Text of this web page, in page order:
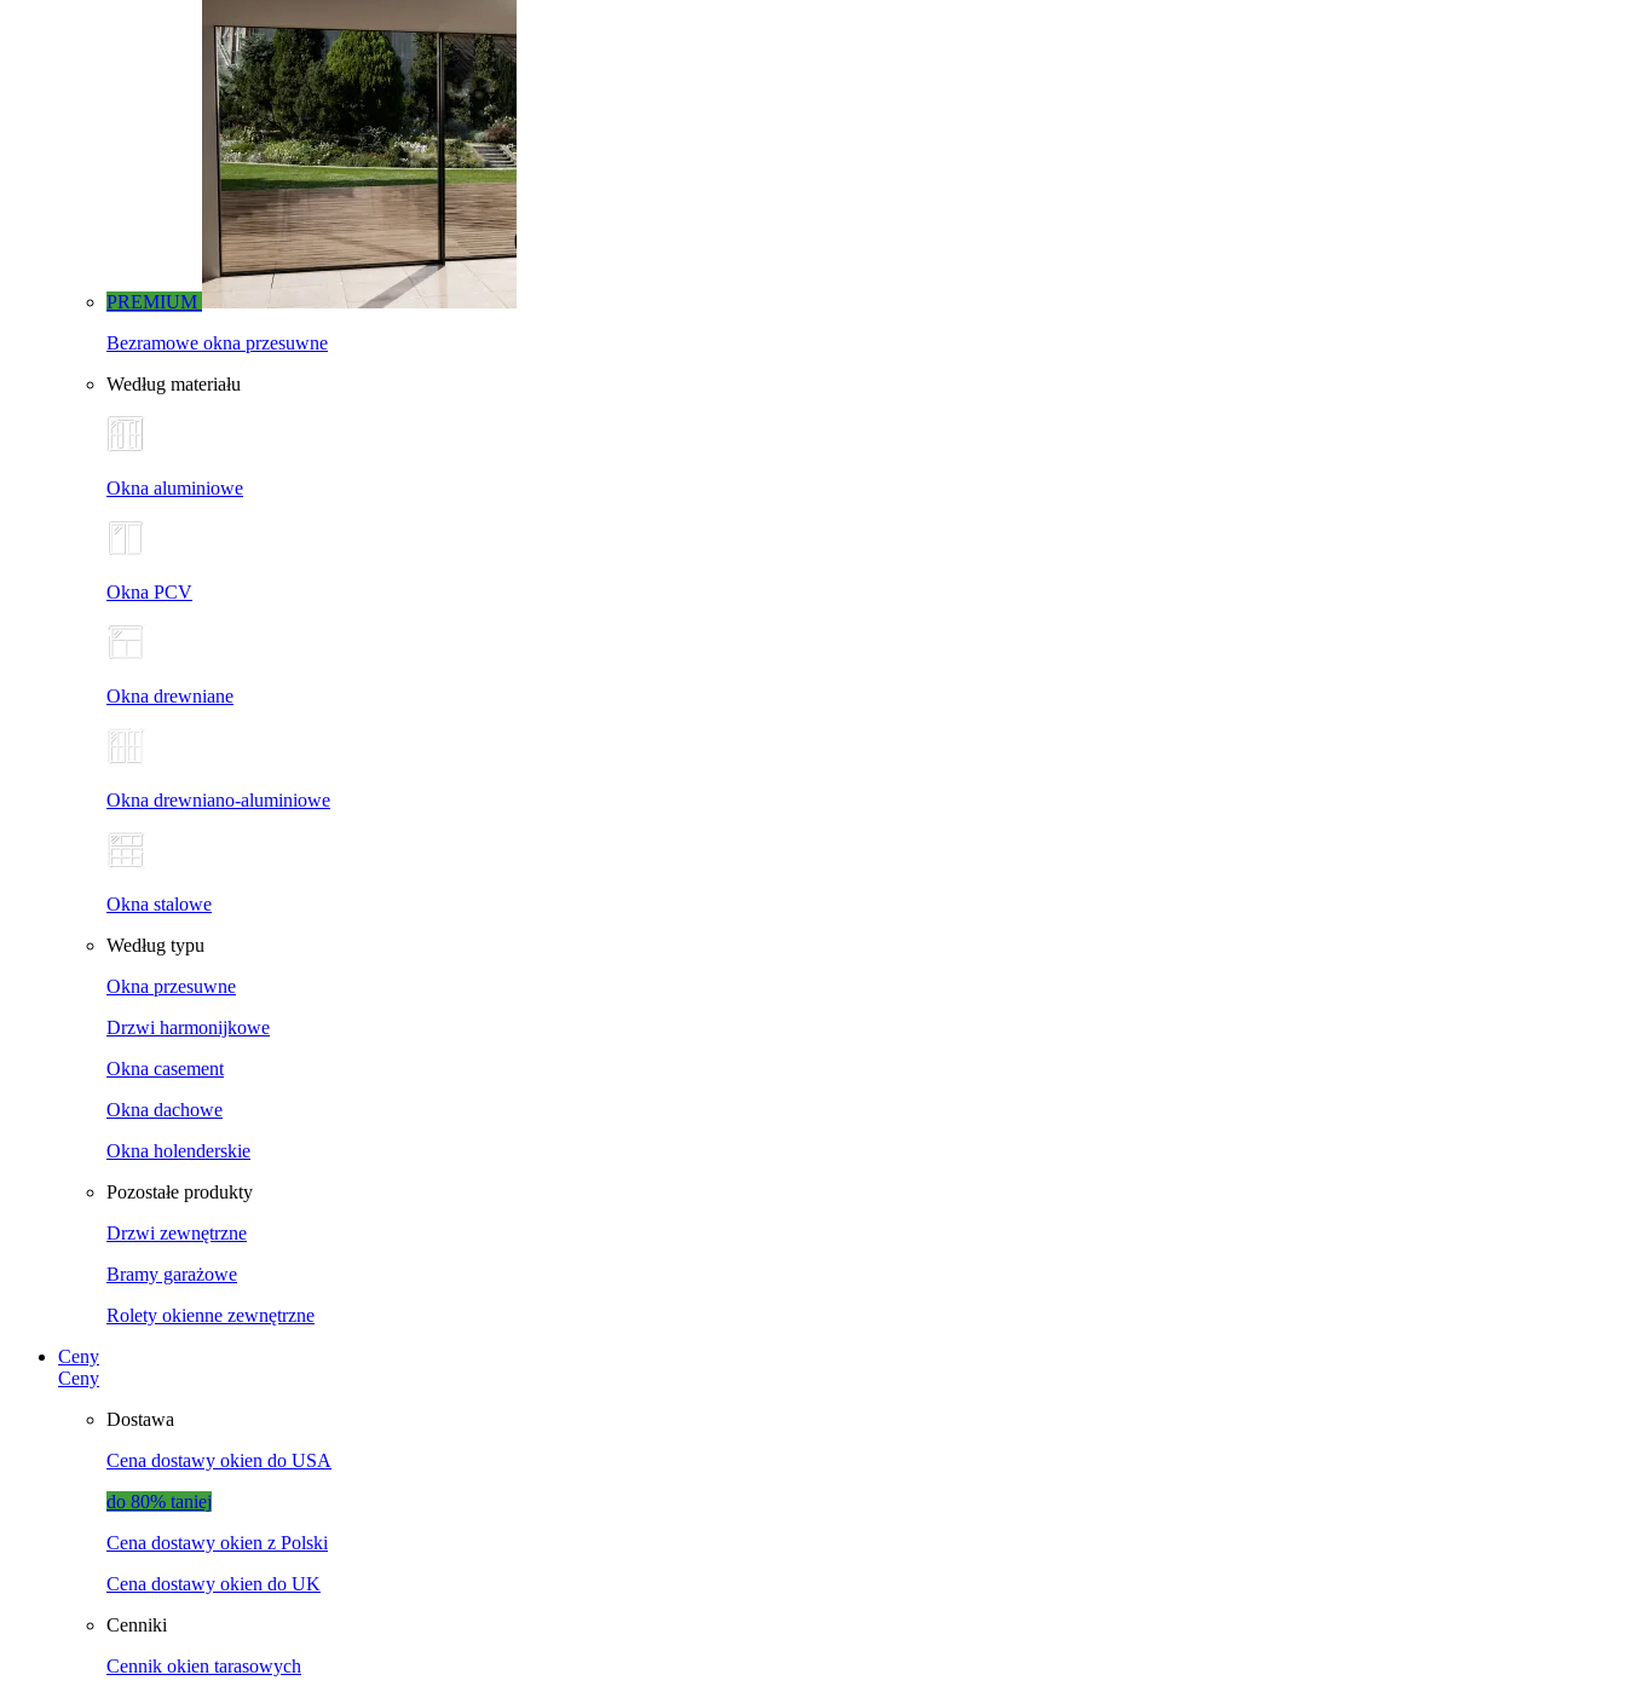
PREMIUM
Bezramowe okna przesuwne
Według materiału
Okna aluminiowe
Okna PCV
Okna drewniane
Okna drewniano-aluminiowe
Okna stalowe
Według typu
Okna przesuwne
Drzwi harmonijkowe
Okna casement
Okna dachowe
Okna holenderskie
Pozostałe produkty
Drzwi zewnętrzne
Bramy garażowe
Rolety okienne zewnętrzne
Ceny
Ceny
Dostawa
Cena dostawy okien do USA
do 80% taniej
Cena dostawy okien z Polski
Cena dostawy okien do UK
Cenniki
Cennik okien tarasowych